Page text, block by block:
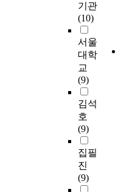
기관
(10)
서울
대학
교
(9)
김석
호
(9)
집필
진
(9)